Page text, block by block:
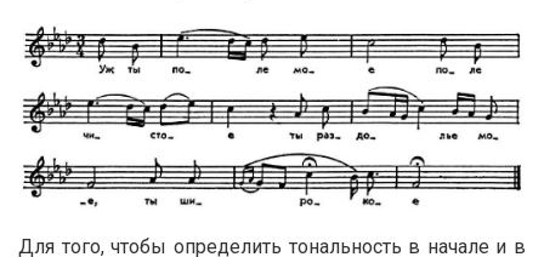
Для того, чтобы определить тональность в начале и в